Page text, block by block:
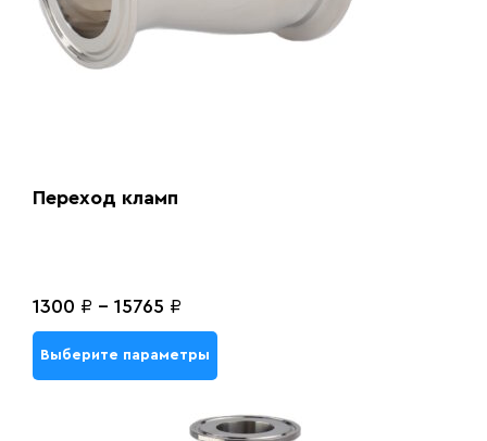
Переход кламп
1300 ₽ - 15765 ₽
Выберите параметры